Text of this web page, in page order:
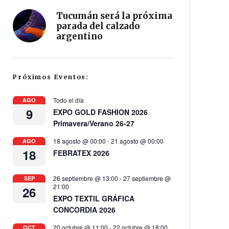
Tucumán será la próxima
parada del calzado
argentino
Próximos Eventos:
AGO
9
Todo el día
EXPO GOLD FASHION 2026
Primavera/Verano 26-27
AGO
18
18 agosto @ 00:00 -21 agosto @ 00:00
FEBRATEX 2026
SEP
26
26 septiembre @ 13:00 -27 septiembre @
21:00
EXPO TEXTIL GRÁFICA
CONCORDIA 2026
OCT